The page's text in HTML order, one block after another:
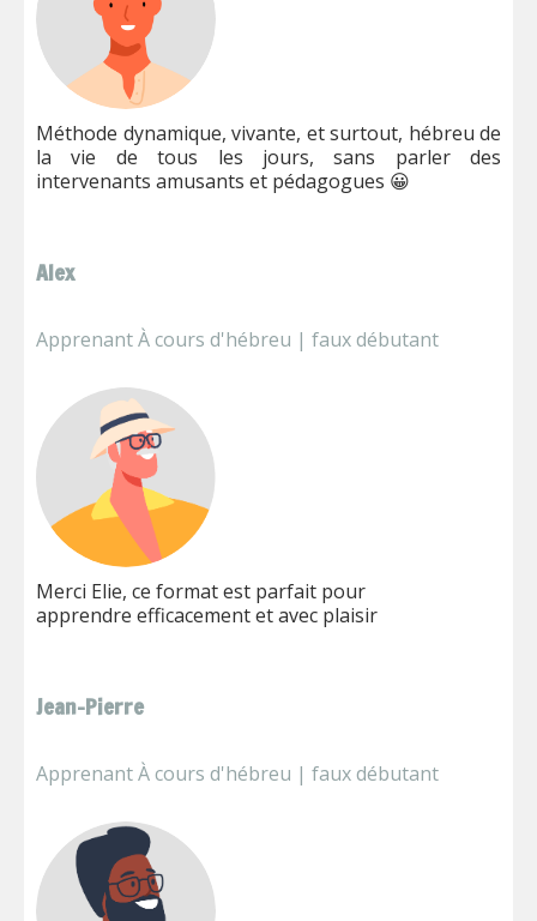
Méthode dynamique, vivante, et surtout, hébreu de
la vie de tous les jours, sans parler des
intervenants amusants et pédagogues 😀
Alex
Apprenant À cours d'hébreu | faux débutant
Merci Elie, ce format est parfait pour
apprendre efficacement et avec plaisir
Jean-Pierre
Apprenant À cours d'hébreu | faux débutant